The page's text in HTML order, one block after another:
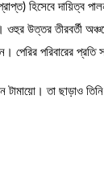
হিসেবে দায়িত্ব
উত্তর তীরবর্তী
পেরির পরিবারের প্রতি
তা ছাড়াও তিনি